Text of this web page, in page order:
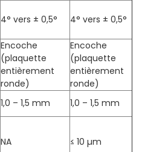
4° vers ± 0,5° 4° vers ± 0,5°
Encoche
(plaquette
entièrement
ronde)
Encoche
(plaquette
entièrement
ronde)
1,0 – 1,5 mm
1,0 – 1,5 mm
NA ≤ 10 µm